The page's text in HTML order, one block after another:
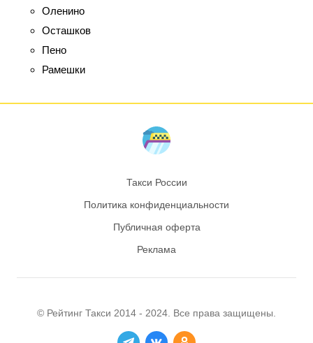
Оленино
Осташков
Пено
Рамешки
Такси России
Политика конфиденциальности
Публичная оферта
Реклама
© Рейтинг Такси 2014 - 2024. Все права защищены.